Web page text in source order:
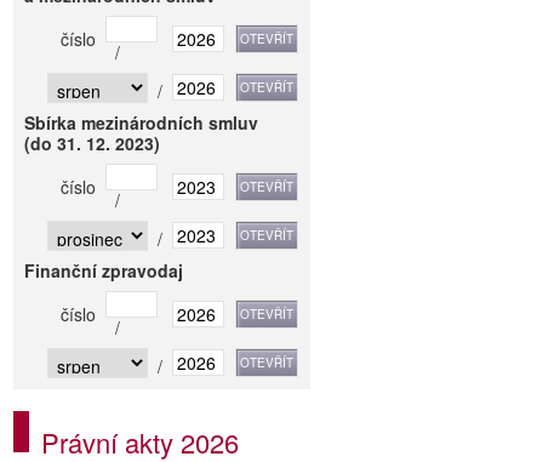
číslo
/
/
Sbírka mezinárodních smluv
(do 31. 12. 2023)
číslo
/
/
Finanční zpravodaj
číslo
/
/
Právní akty 2026